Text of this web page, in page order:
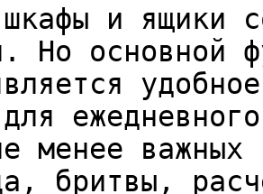
и ящики
Но основной
менее
бритвы,